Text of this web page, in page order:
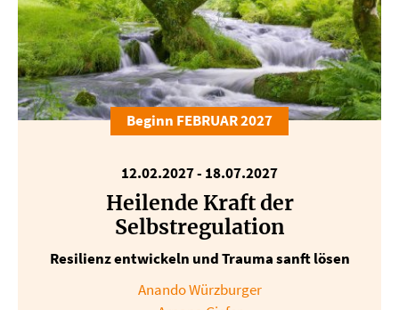
Beginn FEBRUAR 2027
12.02.2027- 18.07.2027
Heilende Kraft der
Selbstregulation
Resilienz entwickeln und Trauma sanft lösen
Anando Würzburger